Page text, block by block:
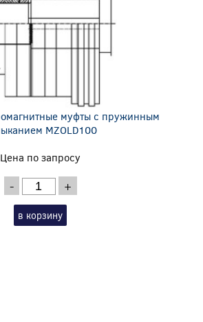
муфты с пружинным
MZOLD100
Цена по запросу
- +
в корзину